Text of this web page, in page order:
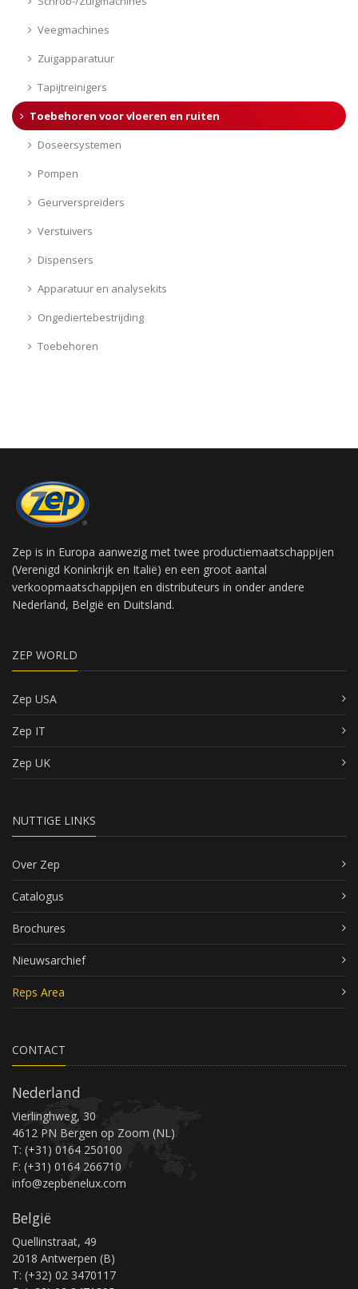
Veegmachines
Zuigapparatuur
Tapijtreinigers
Toebehoren voor vloeren en ruiten
Doseersystemen
Pompen
Geurverspreiders
Verstuivers
Dispensers
Apparatuur en analysekits
Ongediertebestrijding
Toebehoren
Zep is in Europa aanwezig met twee productiemaatschappijen
(Verenigd Koninkrijk en Italië) en een groot aantal
verkoopmaatschappijen en distributeurs in onder andere
Nederland, België en Duitsland.
ZEP WORLD
Zep USA
Zep IT
Zep UK
NUTTIGE LINKS
Over Zep
Catalogus
Brochures
Nieuwsarchief
Reps Area
CONTACT
Nederland
Vierlinghweg, 30
4612 PN Bergen op Zoom (NL)
T: (+31) 0164 250100
F: (+31) 0164 266710
info@zepbenelux.com
België
Quellinstraat, 49
2018 Antwerpen (B)
T: (+32) 02 3470117